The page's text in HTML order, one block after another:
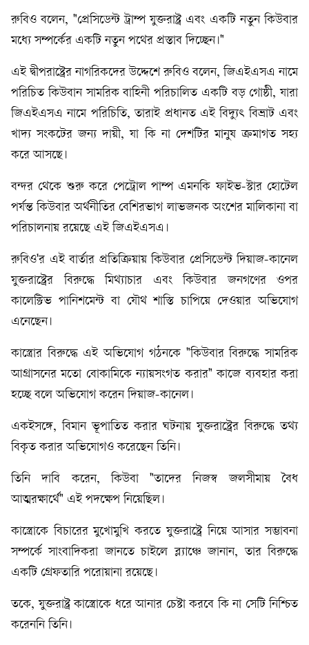
রুবিও বলেন, "প্রেসিডেন্ট ট্রাম্প যুক্তরাষ্ট্র এবং একটি নতুন কিউবার
মধ্যে সম্পর্কের একটি নতুন পথের প্রস্তাব দিচ্ছেন।"
এই দ্বীপরাষ্ট্রের নাগরিকদের উদ্দেশে রুবিও বলেন, জিএইএসএ নামে
পরিচিত কিউবান সামরিক বাহিনী পরিচালিত একটি বড় গোষ্ঠী, যারা
জিএইএসএ নামে পরিচিতি, তারাই প্রধানত এই বিদ্যুৎ বিভ্রাট এবং
খাদ্য সংকটের জন্য দায়ী, যা কি না দেশটির মানুষ ক্রমাগত সহ্য
করে আসছে।
বন্দর থেকে শুরু করে পেট্রোল পাম্প এমনকি ফাইভ-স্টার হোটেল
পর্যন্ত কিউবার অর্থনীতির বেশিরভাগ লাভজনক অংশের মালিকানা বা
পরিচালনায় রয়েছে এই জিএইএসএ।
রুবিও'র এই বার্তার প্রতিক্রিয়ায় কিউবার প্রেসিডেন্ট দিয়াজ-কানেল
যুক্তরাষ্ট্রের বিরুদ্ধে মিথ্যাচার এবং কিউবার জনগণের ওপর
কালেক্টিভ পানিশমেন্ট বা যৌথ শাস্তি চাপিয়ে দেওয়ার অভিযোগ
এনেছেন।
কাস্ত্রোর বিরুদ্ধে এই অভিযোগ গঠনকে "কিউবার বিরুদ্ধে সামরিক
আগ্রাসনের মতো বোকামিকে ন্যায়সংগত করার" কাজে ব্যবহার করা
হচ্ছে বলে অভিযোগ করেন দিয়াজ-কানেল।
একইসঙ্গে, বিমান ভূপাতিত করার ঘটনায় যুক্তরাষ্ট্রের বিরুদ্ধে তথ্য
বিকৃত করার অভিযোগও করেছেন তিনি।
তিনি দাবি করেন, কিউবা "তাদের নিজস্ব জলসীমায় বৈধ
আত্মরক্ষার্থে" এই পদক্ষেপ নিয়েছিল।
কাস্ত্রোকে বিচারের মুখোমুখি করতে যুক্তরাষ্ট্রে নিয়ে আসার সম্ভাবনা
সম্পর্কে সাংবাদিকরা জানতে চাইলে ব্ল্যাঞ্চে জানান, তার বিরুদ্ধে
একটি গ্রেফতারি পরোয়ানা রয়েছে।
তকে, যুক্তরাষ্ট্র কাস্ত্রোকে ধরে আনার চেষ্টা করবে কি না সেটি নিশ্চিত
করেননি তিনি।